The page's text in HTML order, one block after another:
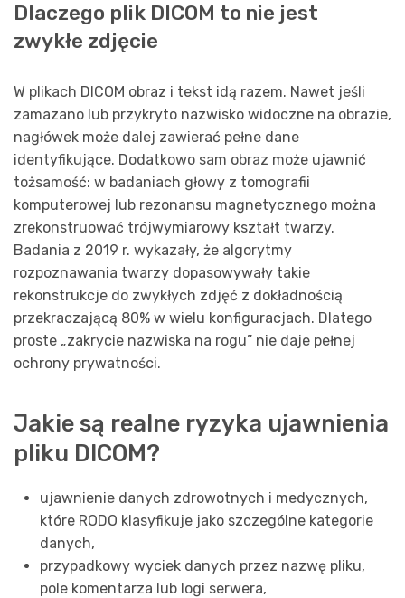
Dlaczego plik DICOM to nie jest
zwykłe zdjęcie
W plikach DICOM obraz i tekst idą razem. Nawet jeśli
zamazano lub przykryto nazwisko widoczne na obrazie,
nagłówek może dalej zawierać pełne dane
identyfikujące. Dodatkowo sam obraz może ujawnić
tożsamość: w badaniach głowy z tomografii
komputerowej lub rezonansu magnetycznego można
zrekonstruować trójwymiarowy kształt twarzy.
Badania z 2019 r. wykazały, że algorytmy
rozpoznawania twarzy dopasowywały takie
rekonstrukcje do zwykłych zdjęć z dokładnością
przekraczającą 80% w wielu konfiguracjach. Dlatego
proste „zakrycie nazwiska na rogu” nie daje pełnej
ochrony prywatności.
Jakie są realne ryzyka ujawnienia
pliku DICOM?
ujawnienie danych zdrowotnych i medycznych,
które RODO klasyfikuje jako szczególne kategorie
danych,
przypadkowy wyciek danych przez nazwę pliku,
pole komentarza lub logi serwera,